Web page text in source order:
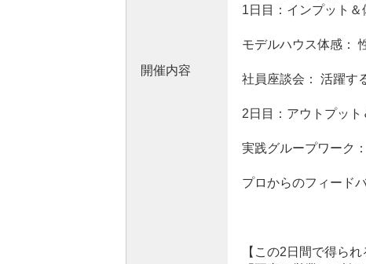
開催内容
1日目：インプット＆
モデルハウス体感：
社員座談会： 活躍す
2日目：アウトプット
実践グループワーク
プロからのフィード
【この2日間で得られ